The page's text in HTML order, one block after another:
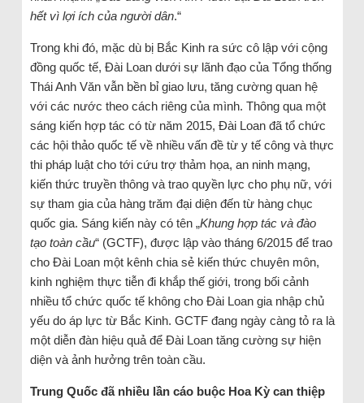
hết vì lợi ích của người dân.“
Trong khi đó, mặc dù bị Bắc Kinh ra sức cô lập với cộng
đồng quốc tế, Đài Loan dưới sự lãnh đạo của Tổng thống
Thái Anh Văn vẫn bền bỉ giao lưu, tăng cường quan hệ
với các nước theo cách riêng của mình. Thông qua một
sáng kiến hợp tác có từ năm 2015, Đài Loan đã tổ chức
các hội thảo quốc tế về nhiều vấn đề từ y tế công và thực
thi pháp luật cho tới cứu trợ thảm họa, an ninh mạng,
kiến thức truyền thông và trao quyền lực cho phụ nữ, với
sự tham gia của hàng trăm đại diện đến từ hàng chục
quốc gia. Sáng kiến này có tên „Khung hợp tác và đào
tạo toàn cầu“ (GCTF), được lập vào tháng 6/2015 để trao
cho Đài Loan một kênh chia sẻ kiến thức chuyên môn,
kinh nghiệm thực tiễn đi khắp thế giới, trong bối cảnh
nhiều tổ chức quốc tế không cho Đài Loan gia nhập chủ
yếu do áp lực từ Bắc Kinh. GCTF đang ngày càng tỏ ra là
một diễn đàn hiệu quả để Đài Loan tăng cường sự hiện
diện và ảnh hưởng trên toàn cầu.
Trung Quốc đã nhiều lần cáo buộc Hoa Kỳ can thiệp